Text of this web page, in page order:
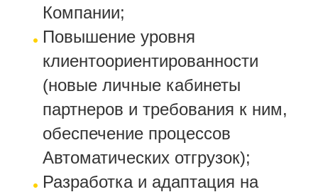
Компании;
Повышение уровня
клиентоориентированности
(новые личные кабинеты
партнеров и требования к ним,
обеспечение процессов
Автоматических отгрузок);
Разработка и адаптация на